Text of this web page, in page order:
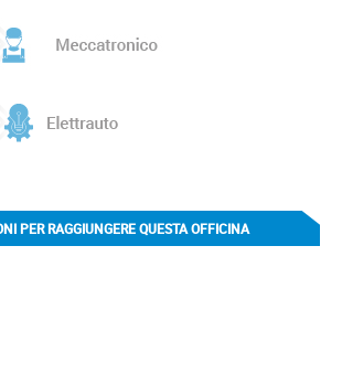
PER RAGGIUNGERE QUESTA OFFICINA